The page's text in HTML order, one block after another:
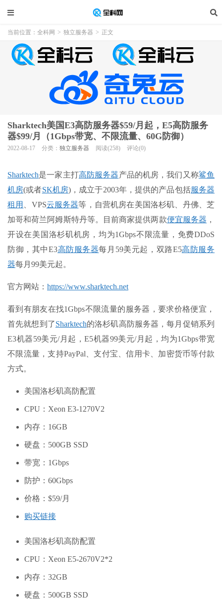
当前位置： 全科网 > 独立服务器 > 正文
Sharktech美国E3高防服务器$59/月起，E5高防服务
器$99/月（1Gbps带宽、不限流量、60G防御）
2022-08-17 分类： 独立服务器 阅读(258) 评论(0)
Sharktech是一家主打高防服务器产品的机房，我们又称鲨鱼
机房(或者SK机房)，成立于2003年，提供的产品包括服务器
租用
、VPS云服务器等，自营机房在美国洛杉矶、丹佛、芝
加哥和荷兰阿姆斯特丹等。目前商家提供两款便宜服务器 ，
开设在美国洛杉矶机房，均为1Gbps不限流量，免费DDoS
防御，其中E3高防服务器每月59美元起，双路E5高防服务
器每月99美元起。
官方网站： https://www.sharktech.net
看到有朋友在找1Gbps不限流量的服务器，要求价格便宜，
首先就想到了Sharktech的洛杉矶高防服务器，每月促销系列
E3机器59美元/月起，E5机器99美元/月起，均为1Gbps带宽
不限流量，支持PayPal、支付宝、信用卡、加密货币等付款
方式。
美国洛杉矶高防配置
CPU：Xeon E3-1270V2
内存：16GB
硬盘：500GB SSD
带宽：1Gbps
防护：60Gbps
价格：$59/月
购买链接
美国洛杉矶高防配置
CPU：Xeon E5-2670V2*2
内存：32GB
硬盘：500GB SSD